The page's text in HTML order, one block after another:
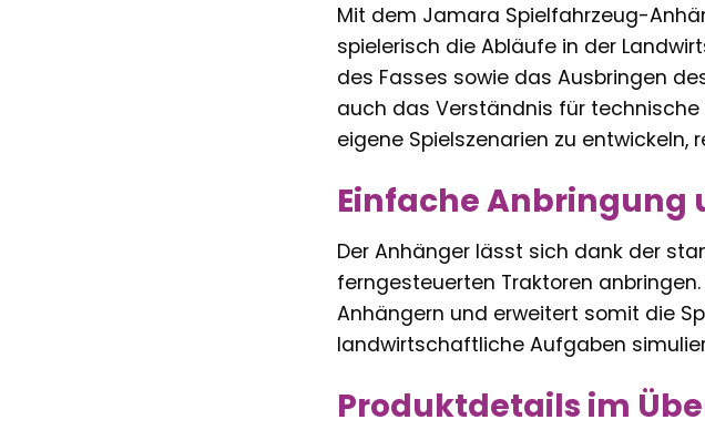
Mit dem Jamara Spielfahrzeug-
spielerisch die Abläufe in der
des Fasses sowie das Ausbringen
auch das Verständnis für
eigene Spielszenarien zu
Einfache
Der Anhänger lässt sich dank der
ferngesteuerten Traktoren
Anhängern und erweitert somit die
landwirtschaftliche Aufgaben
Produktdetails im